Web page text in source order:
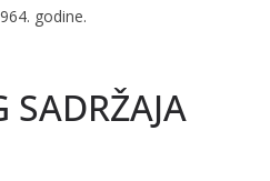
godine.
SADRŽAJA